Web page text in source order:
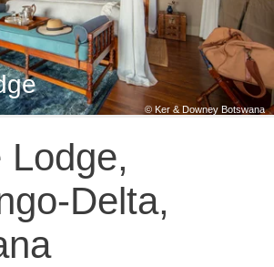
© Ker & Downey Botswana
Lodge,
Delta,